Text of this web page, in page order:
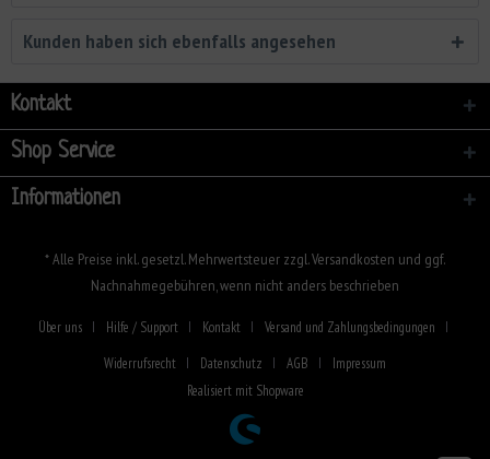
Kunden haben sich ebenfalls angesehen
Kontakt
Shop Service
Informationen
* Alle Preise inkl. gesetzl. Mehrwertsteuer zzgl.Versandkosten und ggf.
Nachnahmegebühren, wenn nicht anders beschrieben
Über uns Hilfe / Support Kontakt
Versand und Zahlungsbedingungen
Widerrufsrecht
Datenschutz AGB
Impressum
Realisiert mit Shopware